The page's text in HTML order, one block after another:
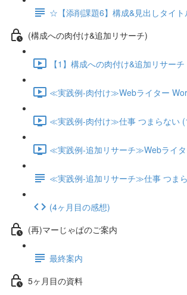
☆【添削課題6】構成&見出しタイト
(構成への肉付け&追加リサーチ)
【1】構成への肉付け&追加リサー
≪実践例-肉付け≫Webライター
≪実践例-肉付け≫仕事 つまらない
≪実践例-追加リサーチ≫Webライ
≪実践例-追加リサーチ≫仕事 つま
(4ヶ月目の感想)
(再)マーじゃぱのご案内
最終案内
5ヶ月目の資料